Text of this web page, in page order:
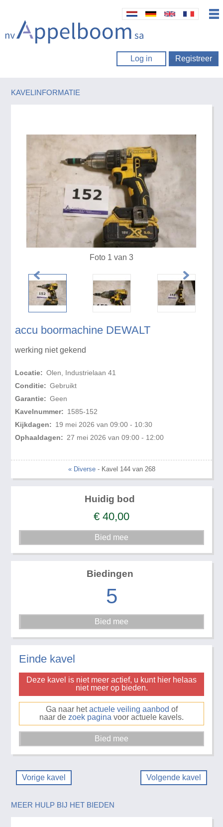
Log in Registreer
KAVELINFORMATIE
accu boormachine DEWALT
werking niet gekend
Locatie: Olen, Industrielaan 41
Conditie: Gebruikt
Garantie: Geen
Kavelnummer: 1585-152
Kijkdagen: 19 mei 2026 van 09:00 - 10:30
Ophaaldagen: 27 mei 2026 van 09:00 - 12:00
Foto 1 van 3
« Diverse- Kavel 144 van 268
Huidig bod
€ 40,00
Biedingen
5
Einde kavel
Deze kavel is niet meer actief, u kunt hier helaas
niet meer op bieden.
Ga naar hetactuele veiling aanbod of
naar de zoek pagina voor actuele kavels.
Vorige kavel Volgende kavel
MEER HULP BIJ HET BIEDEN